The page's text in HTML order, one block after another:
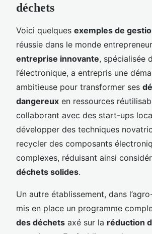
déchets
Voici quelques exemples de
réussie dans le monde
entreprise innovante, spécialisée
l’électronique, a entrepris une
ambitieuse pour transformer ses
dangereux en ressources
collaborant avec des start-ups
développer des techniques
recycler des composants
complexes, réduisant ainsi
déchets solides.
Un autre établissement, dans
mis en place un programme
des déchets axé sur la réduction